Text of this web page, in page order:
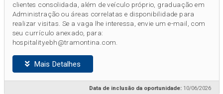
clientes consolidada, além de veículo próprio, graduação em
Administração ou áreas correlatas e disponibilidade para
realizar visitas. Se a vaga lhe interessa, envie um e-mail, com
seu currículo anexado, para:
hospitality.ebh@tramontina.com.
Mais Detalhes
Data de inclusão da oportunidade:10/06/2026